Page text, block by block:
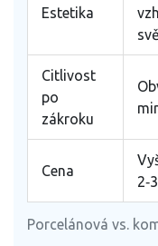
Porcelánová vs.
Estetika
Citlivost
po
zákroku
Cena